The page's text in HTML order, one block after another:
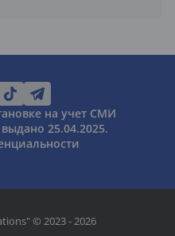
на учет СМИ
25.04.2025.
© 2023 - 2026